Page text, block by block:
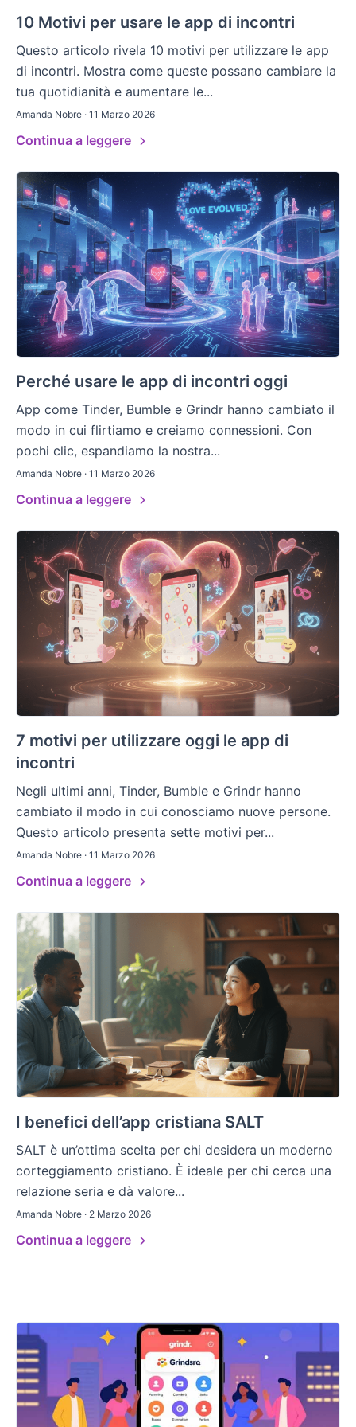
10 Motivi per usare le app di incontri
Questo articolo rivela 10 motivi per utilizzare le app
di incontri. Mostra come queste possano cambiare la
tua quotidianità e aumentare le...
Amanda Nobre · 11 Marzo 2026
Continua a leggere
Perché usare le app di incontri oggi
App come Tinder, Bumble e Grindr hanno cambiato il
modo in cui flirtiamo e creiamo connessioni. Con
pochi clic, espandiamo la nostra...
Amanda Nobre · 11 Marzo 2026
Continua a leggere
7 motivi per utilizzare oggi le app di
incontri
Negli ultimi anni, Tinder, Bumble e Grindr hanno
cambiato il modo in cui conosciamo nuove persone.
Questo articolo presenta sette motivi per...
Amanda Nobre · 11 Marzo 2026
Continua a leggere
I benefici dell’app cristiana SALT
SALT è un’ottima scelta per chi desidera un moderno
corteggiamento cristiano. È ideale per chi cerca una
relazione seria e dà valore...
Amanda Nobre · 2 Marzo 2026
Continua a leggere